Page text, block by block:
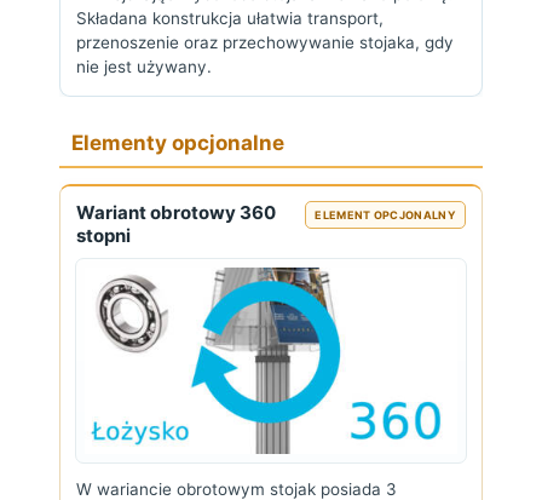
Składana konstrukcja ułatwia transport,
przenoszenie oraz przechowywanie stojaka, gdy
nie jest używany.
Elementy opcjonalne
Wariant obrotowy 360
stopni
ELEMENT OPCJONALNY
W wariancie obrotowym stojak posiada 3